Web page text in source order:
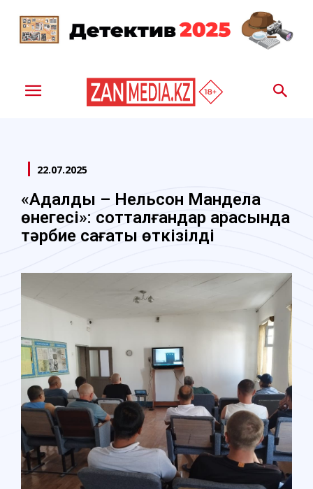
22.07.2025
«Адалдық – Нельсон Мандела
өнегесі»: сотталғандар арасында
тәрбие сағаты өткізілді